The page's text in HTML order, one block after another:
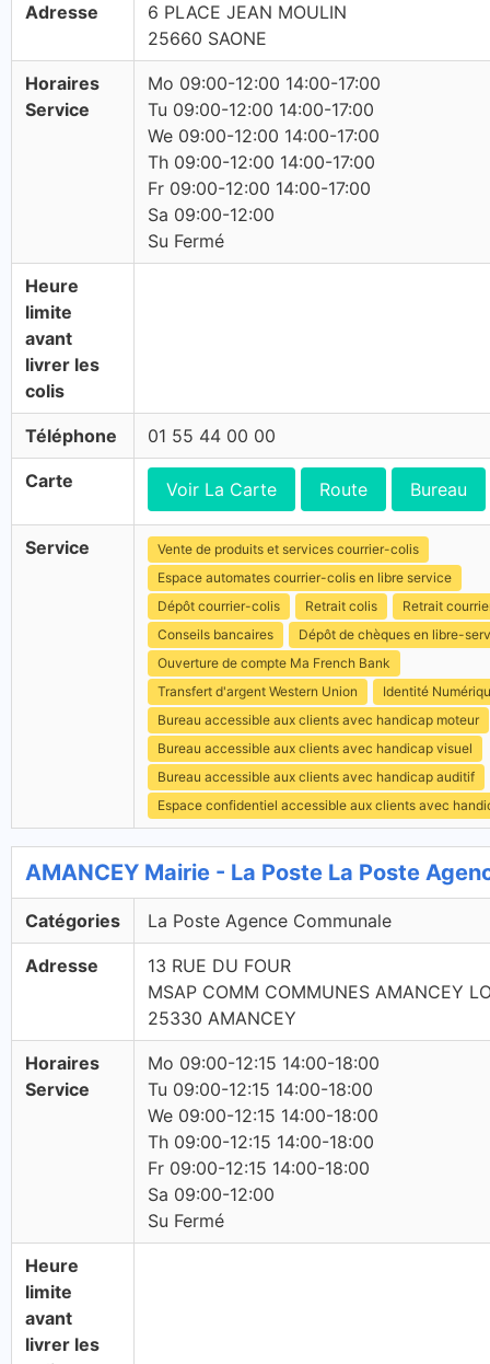
Adresse
6 PLACE JEAN MOULIN
25660 SAONE
Horaires
Service
Mo 09:00-12:00 14:00-17:00
Tu 09:00-12:00 14:00-17:00
We 09:00-12:00 14:00-17:00
Th 09:00-12:00 14:00-17:00
Fr 09:00-12:00 14:00-17:00
Sa 09:00-12:00
Su Fermé
Heure
limite
avant
livrer les
colis
Téléphone 01 55 44 00 00
Carte Voir La Carte Route Bureau
Service
Vente de produits et services courrier-colis
Espace automates courrier-colis en libre service
Dépôt courrier-colis
Retrait colis
Retrait
Conseils bancaires
Dépôt de chèques en libre-
Ouverture de compte Ma French Bank
Transfert d'argent Western Union
Identité
Bureau accessible aux clients avec handicap moteur
Bureau accessible aux clients avec handicap visuel
Bureau accessible aux clients avec handicap auditif
Espace confidentiel accessible aux clients avec
AMANCEY Mairie - La Poste La Poste
Catégories La Poste Agence Communale
Adresse
13 RUE DU FOUR
MSAP COMM COMMUNES AMANCEY
25330 AMANCEY
Horaires
Service
Mo 09:00-12:15 14:00-18:00
Tu 09:00-12:15 14:00-18:00
We 09:00-12:15 14:00-18:00
Th 09:00-12:15 14:00-18:00
Fr 09:00-12:15 14:00-18:00
Sa 09:00-12:00
Su Fermé
Heure
limite
avant
livrer les